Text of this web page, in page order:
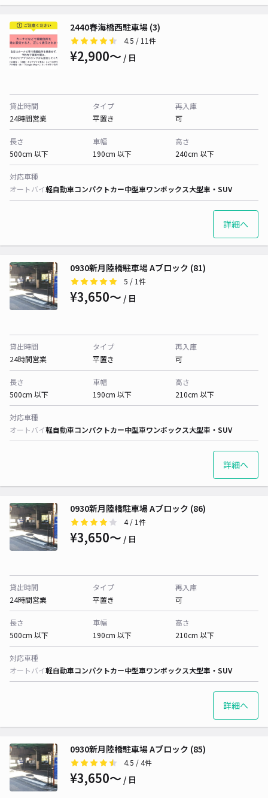
2440春海橋西駐車場 (3)
4.5 / 11件
¥2,900〜 / 日
貸出時間
24時間営業
タイプ
平置き
再入庫
可
長さ
500cm 以下
車幅
190cm 以下
高さ
240cm 以下
対応車種
オートバイ軽自動車コンパクトカー中型車ワンボックス大型車・SUV
詳細へ
0930新月陸橋駐車場 Aブロック (81)
5 / 1件
¥3,650〜 / 日
貸出時間
24時間営業
タイプ
平置き
再入庫
可
長さ
500cm 以下
車幅
190cm 以下
高さ
210cm 以下
対応車種
オートバイ軽自動車コンパクトカー中型車ワンボックス大型車・SUV
詳細へ
0930新月陸橋駐車場 Aブロック (86)
4/ 1件
¥3,650〜 / 日
貸出時間
24時間営業
タイプ
平置き
再入庫
可
長さ
500cm 以下
車幅
190cm 以下
高さ
210cm 以下
対応車種
オートバイ軽自動車コンパクトカー中型車ワンボックス大型車・SUV
詳細へ
0930新月陸橋駐車場 Aブロック (85)
4.5 / 4件
¥3,650〜 / 日